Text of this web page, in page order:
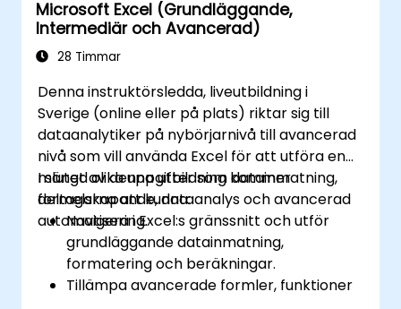
Microsoft Excel (Grundläggande,
Intermediär och Avancerad)
28 Timmar
Denna instruktörsledda, liveutbildning i
Sverige (online eller på plats) riktar sig till
dataanalytiker på nybörjarnivå till avancerad
nivå som vill använda Excel för att utföra en
mängd olika uppgifter som datainmatning,
formelskapande, dataanalys och avancerad
automatisering.
I slutet av denna utbildning kommer
deltagarna att kunna:
Navigera i Excel:s gränssnitt och utför
grundläggande datainmatning,
formatering och beräkningar.
Tillämpa avancerade formler, funktioner